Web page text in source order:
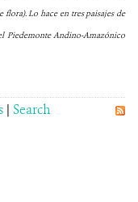
flora). Lo hace en tres paisajes de
Piedemonte Andino-Amazónico
| Search